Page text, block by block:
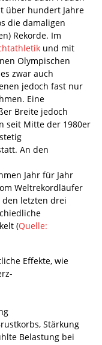
über hundert Jahre
die damaligen
Rekorde. Im
und mit
Olympischen
zwar auch
jedoch fast nur
Eine
Breite jedoch
seit Mitte der 1980er
An den
Jahr für Jahr
Weltrekordläufer
den letzten drei
(Quelle:
Effekte, wie
Stärkung
Belastung bei